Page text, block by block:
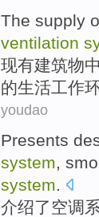
The supply
ventilation
现有建筑物
的生活工作
youdao
Presents
system,
system.
介绍了空调